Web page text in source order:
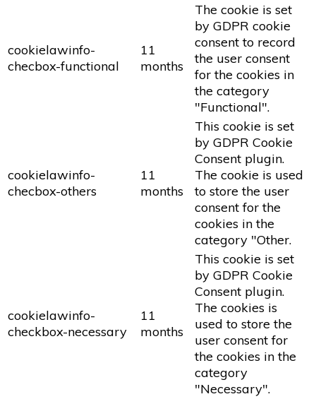
cookielawinfo-
checbox-functional
11
months
The cookie is set
by GDPR cookie
consent to record
the user consent
for the cookies in
the category
"Functional".
cookielawinfo-
checbox-others
11
months
This cookie is set
by GDPR Cookie
Consent plugin.
The cookie is used
to store the user
consent for the
cookies in the
category "Other.
cookielawinfo-
checkbox-necessary
11
months
This cookie is set
by GDPR Cookie
Consent plugin.
The cookies is
used to store the
user consent for
the cookies in the
category
"Necessary".